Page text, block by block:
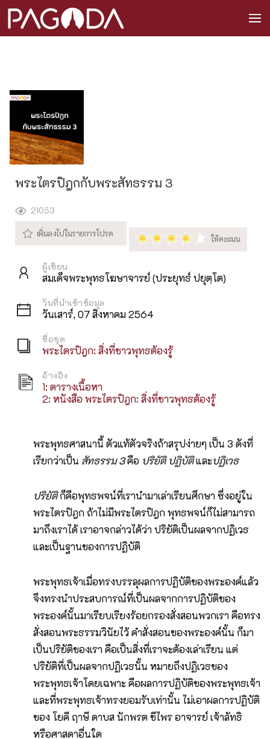
พระไตรปิฎกกับพระสัทธรรม 3
21053
ผู้เขียน
สมเด็จพระพุทธโฆษาจารย์ (ประยุทธ์ ปยุตฺโต)
วันที่นำเข้าข้อมูล
วันเสาร์, 07 สิงหาคม 2564
ชื่อชุด
พระไตรปิฎก: สิ่งที่ชาวพุทธต้องรู้
อ้างอิง
1: ตารางเนื้อหา
2: หนังสือ พระไตรปิฎก: สิ่งที่ชาวพุทธต้องรู้
พระพุทธศาสนานี้ ตัวแท้ตัวจริงถ้าสรุปง่ายๆ เป็น 3 ดังที่
เรียกว่าเป็น สัทธรรม 3คือ ปริยัติ ปฏิบัติและปฏิเวธ
ปริยัติก็คือพุทธพจน์ที่เรานำมาเล่าเรียนศึกษา ซึ่งอยู่ใน
พระไตรปิฎก ถ้าไม่มีพระไตรปิฎก พุทธพจน์ก็ไม่สามารถ
มาถึงเราได้ เราอาจกล่าวได้ว่า ปริยัติเป็นผลจากปฏิเวธ
และเป็นฐานของการปฏิบัติ
พระพุทธเจ้าเมื่อทรงบรรลุผลการปฏิบัติของพระองค์แล้ว
จึงทรงนำประสบการณ์ที่เป็นผลจากการปฏิบัติของ
พระองค์นั้นมาเรียบเรียงร้อยกรองสั่งสอนพวกเรา คือทรง
สั่งสอนพระธรรมวินัยไว้ คำสั่งสอนของพระองค์นั้น ก็มา
เป็นปริยัติของเรา คือเป็นสิ่งที่เราจะต้องเล่าเรียน แต่
ปริยัติที่เป็นผลจากปฏิเวธนั้น หมายถึงปฏิเวธของ
พระพุทธเจ้าโดยเฉพาะ คือผลการปฏิบัติของพระพุทธเจ้า
และที่พระพุทธเจ้าทรงยอมรับเท่านั้น ไม่เอาผลการปฏิบัติ
ของ โยคี ฤาษี ดาบส นักพรต ชีไพร อาจารย์ เจ้าลัทธิ
หรือศาสดาอื่นใด